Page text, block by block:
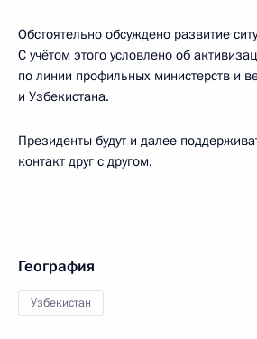
Обстоятельно обсуждено развитие
С учётом этого условлено об
по линии профильных министерств и
и Узбекистана.
Президенты будут и далее
контакт друг с другом.
География
Узбекистан